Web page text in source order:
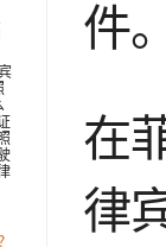
件
在
律